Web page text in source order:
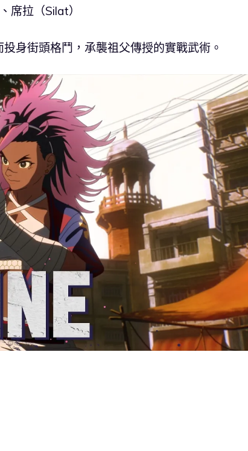
席拉（Silat）
身街頭格鬥，承襲祖父傳授的實戰武術。